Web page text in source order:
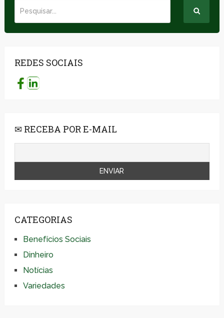
REDES SOCIAIS
✉ RECEBA POR E-MAIL
CATEGORIAS
Benefícios Sociais
Dinheiro
Notícias
Variedades